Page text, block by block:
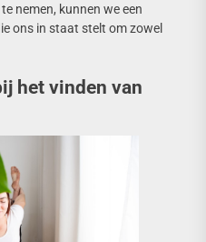
nemen, kunnen we een
ons in staat stelt om zowel
het vinden van